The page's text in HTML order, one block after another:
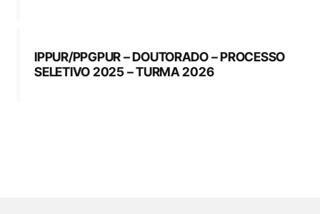
IPPUR/PPGPUR – DOUTORADO – PROCESSO
SELETIVO 2025 – TURMA 2026